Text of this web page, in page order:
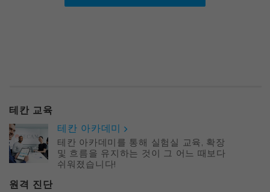
테칸 교육
테칸 아카데미
테칸 아카데미를 통해 실험실 교육, 확장
및 흐름을 유지하는 것이 그 어느 때보다
쉬워졌습니다!
원격 진단